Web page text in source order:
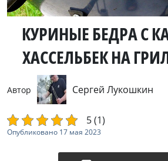
КУРИНЫЕ БЕДРА С
ХАССЕЛЬБЕК НА
Автор Сергей Лукошкин
5 (1)
Опубликовано 17 мая 2023